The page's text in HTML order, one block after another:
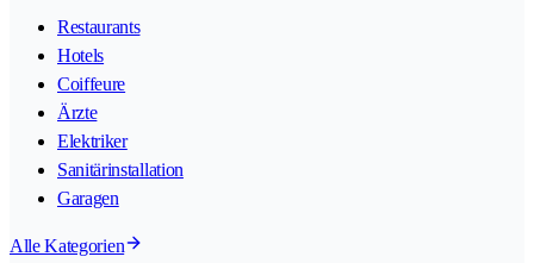
Restaurants
Hotels
Coiffeure
Ärzte
Elektriker
Sanitärinstallation
Garagen
Alle Kategorien